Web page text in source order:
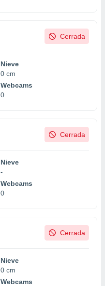
Cerrada
Nieve
0 cm
Webcams
0
Cerrada
Nieve
-
Webcams
0
Cerrada
Nieve
0 cm
Webcams